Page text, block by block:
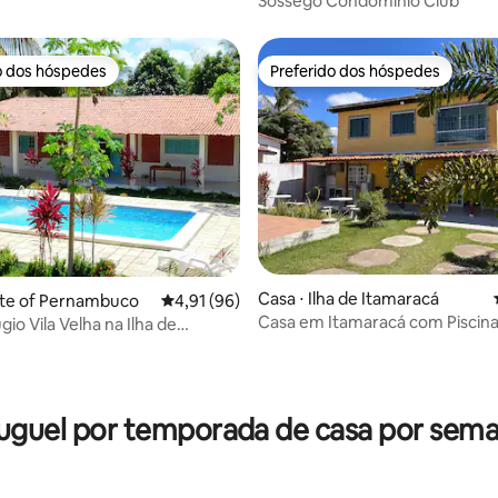
de 5, 19 avaliações
dos hóspedes
dos hóspedes
of Pernambuco 4,91 de uma avaliação média de 5, 96
4,91 (96)
Vila Velha na Ilha de
Preferido dos hóspedes
Preferido dos hóspedes
Casa ⋅ Ilha de Itamaracá
Casa em Itamaracá com
por temporada de casa por